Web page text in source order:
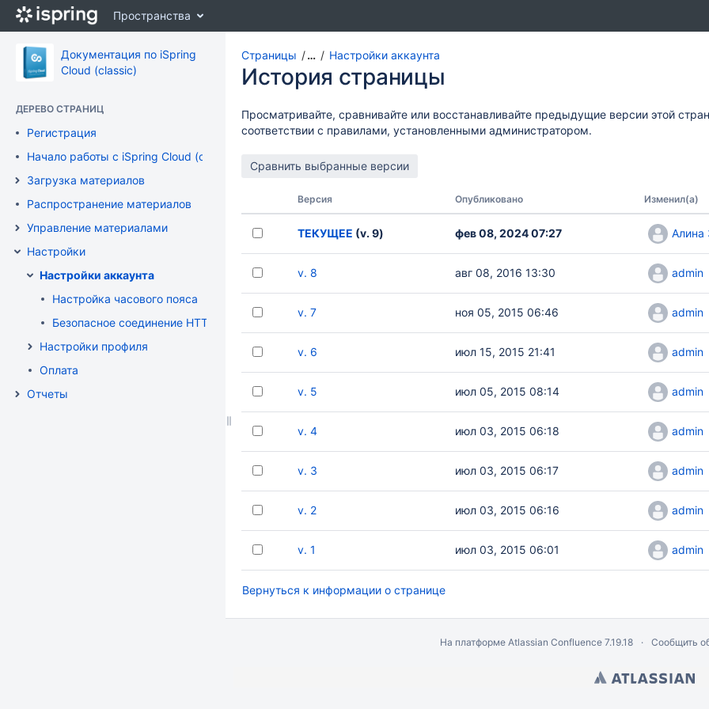
Перейти
содержимому
assistive.skiplink.to.breadcrumbs
assistive.skiplink.to.quick.search
Пространства
Документация по iSpring
Cloud (classic)
ДЕРЕВО СТРАНИЦ
Регистрация
Начало работы с iSpring Cloud (classic)
Загрузка материалов
Распространение материалов
Управление материалами
Настройки
Настройки аккаунта
Настройка часового пояса
Безопасное соединение HTTPS
Настройки профиля
Оплата
Отчеты
Страницы … Настройки аккаунта
История страницы
Просматривайте, сравнивайте или восстанавливайте предыдущие версии этой
соответствии с правилами, установленными администратором.
Версия Опубликовано Изменил(а)
ТЕКУЩЕЕ (v. 9) фев 08, 2024 07:27 Алина
v. 8 авг 08, 2016 13:30 admin
v. 7 ноя 05, 2015 06:46 admin
v. 6 июл 15, 2015 21:41 admin
v. 5 июл 05, 2015 08:14 admin
v. 4 июл 03, 2015 06:18 admin
v. 3 июл 03, 2015 06:17 admin
v. 2 июл 03, 2015 06:16 admin
v. 1 июл 03, 2015 06:01 admin
Вернуться к информации о странице
На платформе Atlassian Confluence 7.19.18 Сообщить